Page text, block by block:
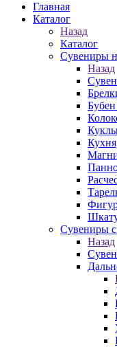
Главная
Каталог
Назад
Каталог
Сувениры
Назад
Сувениры
Назад